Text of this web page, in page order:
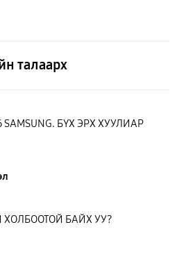
талаарх
БҮХ ЭРХ ХУУЛИАР
ХОЛБООТОЙ БАЙХ УУ?